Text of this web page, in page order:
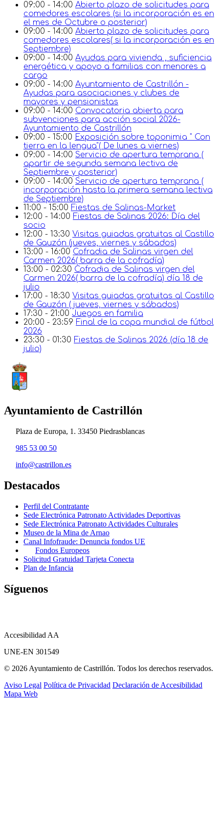
09:00 - 14:00 Abierto plazo de solicitudes para
comedores escolares (si la incorporación es en
el mes de Octubre o posterior)
09:00 - 14:00 Abierto plazo de solicitudes para
comedores escolares( si la incorporación es en
Septiembre)
09:00 - 14:00 Ayudas para vivienda , suficiencia
energética y apoyo a familias con menores a
cargo
09:00 - 14:00 Ayuntamiento de Castrillón -
Ayudas para asociaciones y clubes de
mayores y pensionistas
09:00 - 14:00 Convocatoria abierta para
subvenciones para acción social 2026-
Ayuntamiento de Castrillón
09:00 - 15:00 Exposición sobre toponimia " Con
tierra en la lengua"( De lunes a viernes)
09:00 - 14:00 Servicio de apertura temprana (
apartir de segunda semana lectiva de
Septiembre y posterior)
09:00 - 14:00 Servicio de apertura temprana (
incorporación hasta la primera semana lectiva
de Septiembre)
11:00 - 15:00 Fiestas de Salinas-Market
12:00 - 14:00 Fiestas de Salinas 2026: Día del
socio
12:00 - 13:30 Visitas guiadas gratuitas al Castillo
de Gauzón (jueves, viernes y sábados)
13:00 - 16:00 Cofradia de Salinas virgen del
Carmen 2026( barra de la cofradía)
13:00 - 02:30 Cofradia de Salinas virgen del
Carmen 2026( barra de la cofradía) día 18 de
julio
17:00 - 18:30 Visitas guiadas gratuitas al Castillo
de Gauzón ( jueves, viernes y sábados)
17:30 - 21:00 Juegos en familia
20:00 - 23:59 Final de la copa mundial de fútbol
2026
23:30 - 01:30 Fiestas de Salinas 2026 (día 18 de
julio)
Ayuntamiento de Castrillón
Plaza de Europa, 1. 33450 Piedrasblancas
985 53 00 50
info@castrillon.es
Destacados
Perfil del Contratante
Sede Electrónica Patronato Actividades Deportivas
Sede Electrónica Patronato Actividades Culturales
Museo de la Mina de Arnao
Canal Infofraude: Denuncia fondos UE
Fondos Europeos
Solicitud Gratuidad Tarjeta Conecta
Plan de Infancia
Síguenos
Accesibilidad AA
UNE-EN 301549
© 2026 Ayuntamiento de Castrillón. Todos los derechos reservados.
Aviso Legal Política de Privacidad Declaración de Accesibilidad
Mapa Web